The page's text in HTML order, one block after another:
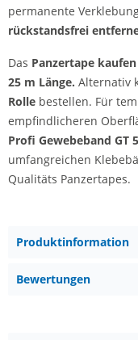
permanente
rückstandsfrei
Das Panzertape kaufen
25 m Länge. Alternativ
Rolle bestellen. Für
empfindlicheren
Profi Gewebeband GT
umfangreichen
Qualitäts Panzertapes.
Produktinformation
Bewertungen